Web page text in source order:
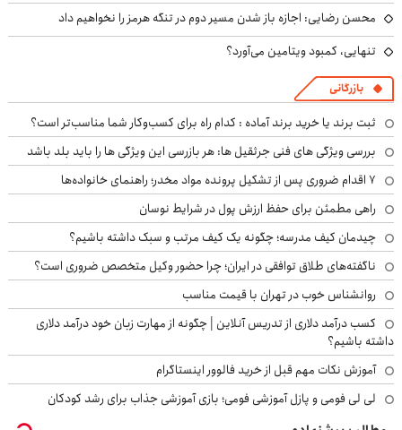
محسن رضایی: اجازه باز شدن مسیر دوم در تنگه هرمز را نخواهیم داد
تنهایی، کمبود ویتامین می‌آورد؟
بازرگانی
ثبت برند یا خرید برند آماده : کدام راه برای کسب‌وکار شما مناسب‌تر است؟
بررسی ویژگی های فنی جرثقیل ها: هر بازرسی این ویژگی ها را باید بلد باشد
۷ اقدام ضروری پس از تشکیل پرونده مواد مخدر؛ راهنمای خانواده‌ها
راهی مطمئن برای حفظ ارزش پول در شرایط نوسان
چیدمان کیف مدرسه؛ چگونه یک کیف مرتب و سبک داشته باشیم؟
ناگفته‌های طلاق توافقی در ایران؛ چرا حضور وکیل متخصص ضروری است؟
روانشناس خوب در تهران با قیمت مناسب
کسب درآمد دلاری از تدریس آنلاین | چگونه از مهارت زبان خود درآمد دلاری
داشته باشیم؟
آموزش نکات مهم قبل از خرید فالوور اینستاگرام
لی لی فومی و پازل آموزشی فومی؛ بازی آموزشی جذاب برای رشد کودکان